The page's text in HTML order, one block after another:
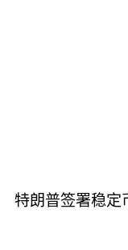
特朗普签署稳定